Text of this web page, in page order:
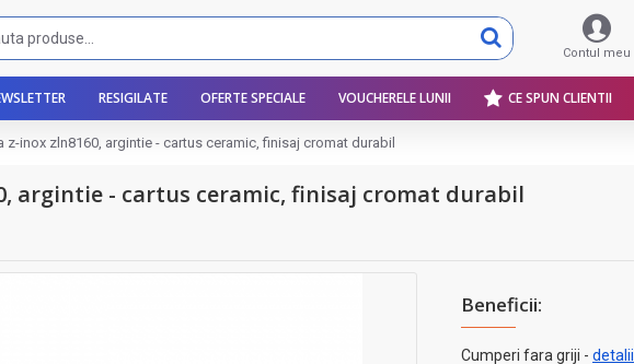
Contul meu
RESIGILATE OFERTE SPECIALE VOUCHERELE LUNII CE SPUN CLIENTII
z-inox zln8160, argintie - cartus ceramic, finisaj cromat durabil
argintie - cartus ceramic, finisaj cromat durabil
Beneficii:
Cumperi fara griji - detalii